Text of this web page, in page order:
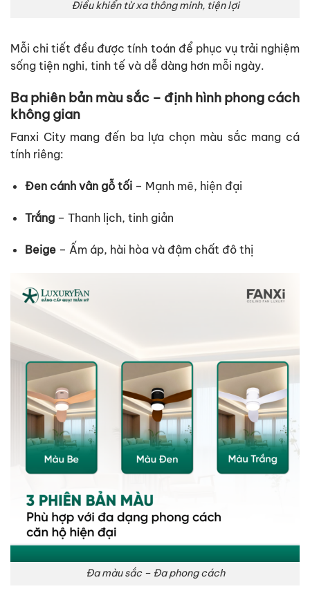
Điều khiển từ xa thông minh, tiện lợi
Mỗi chi tiết đều được tính toán để phục vụ trải nghiệm
sống tiện nghi, tinh tế và dễ dàng hơn mỗi ngày.
Ba phiên bản màu sắc – định hình phong cách
không gian
Fanxi City mang đến ba lựa chọn màu sắc mang cá
tính riêng:
Đen cánh vân gỗ tối– Mạnh mẽ, hiện đại
Trắng– Thanh lịch, tinh giản
Beige – Ấm áp, hài hòa và đậm chất đô thị
Đa màu sắc – Đa phong cách